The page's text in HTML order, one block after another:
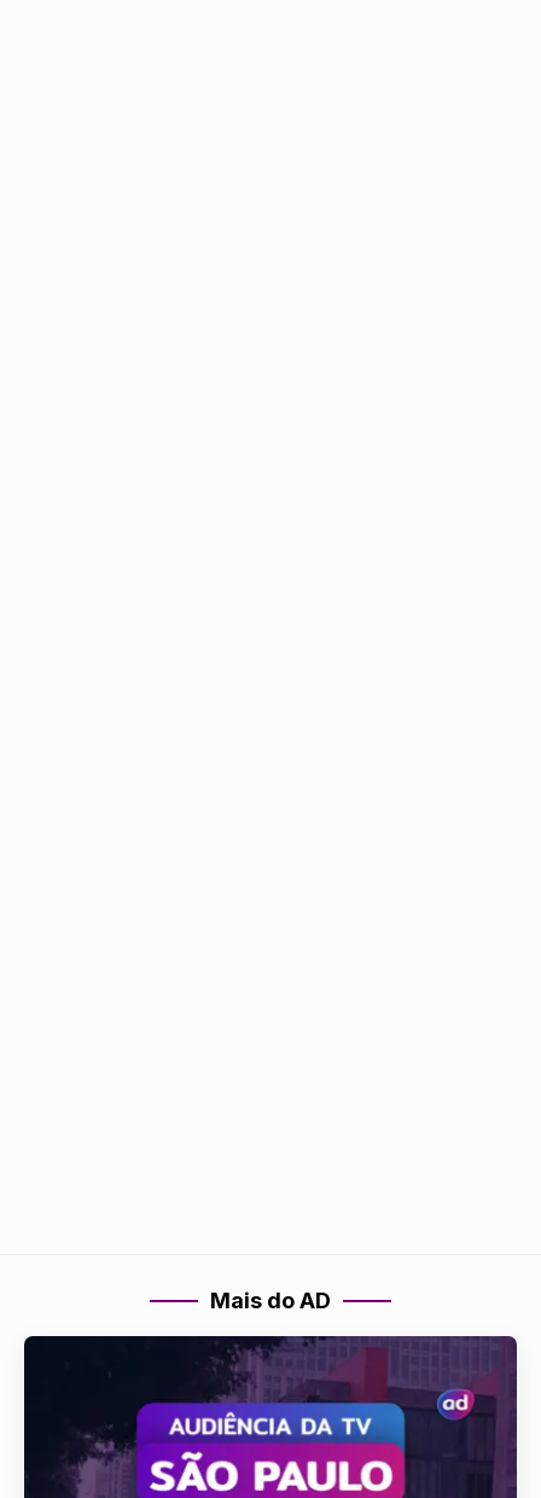
Mais do AD